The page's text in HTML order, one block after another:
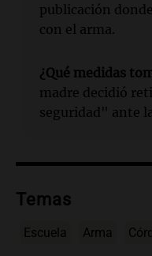
publicación
con el arma.
¿Qué medidas
madre decidió
seguridad" ante
Temas
Escuela Arma